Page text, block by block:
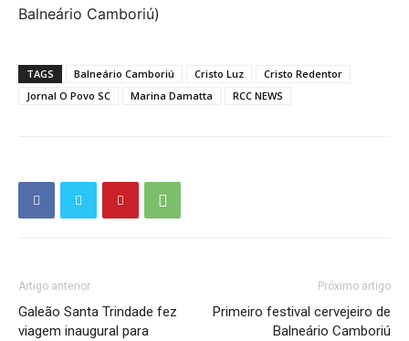
Balneário Camboriú)
TAGS Balneário Camboriú Cristo Luz
Cristo Redentor
Jornal O Povo SC
Marina Damatta RCC NEWS
Artigo anterior
Galeão Santa Trindade fez
viagem inaugural para
Próximo artigo
Primeiro festival cervejeiro de
Balneário Camboriú